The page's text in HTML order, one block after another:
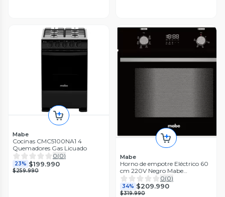
Mabe
Cocinas CMC5100NA1 4
Quemadores Gas Licuado
0(0)
23% $199.990
$259.990
Mabe
Horno de empotre Eléctrico 60
cm 220V Negro Mabe
HM6045EXN00(0)
34% $209.990
$319.990